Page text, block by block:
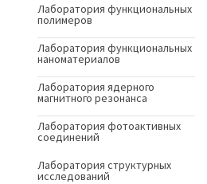
Лаборатория функциональных
полимеров
Лаборатория функциональных
наноматериалов
Лаборатория ядерного
магнитного резонанса
Лаборатория фотоактивных
соединений
Лаборатория структурных
исследований